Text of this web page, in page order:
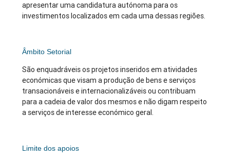
apresentar uma candidatura autónoma para os
investimentos localizados em cada uma dessas regiões.
Âmbito Setorial
São enquadráveis os projetos inseridos em atividades
económicas que visam a produção de bens e serviços
transacionáveis e internacionalizáveis ou contribuam
para a cadeia de valor dos mesmos e não digam respeito
a serviços de interesse económico geral.
Limite dos apoios